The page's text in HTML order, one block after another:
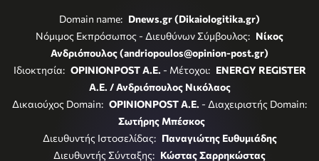
Domain name: Dnews.gr (Dikaiologitika.gr)
Νόμιμος Εκπρόσωπος - Διευθύνων Σύμβουλος: Νίκος
Ανδριόπουλος (andriopoulos@opinion-post.gr)
Ιδιοκτησία: OPINIONPOST A.E. - Μέτοχοι: ENERGY REGISTER
Α.Ε. / Ανδριόπουλος Νικόλαος
Δικαιούχος Domain: OPINIONPOST A.E. - Διαχειριστής Domain:
Σωτήρης Μπέσκος
Διευθυντής Ιστοσελίδας: Παναγιώτης Ευθυμιάδης
Διευθυντής Σύνταξης: Κώστας Σαρρηκώστας